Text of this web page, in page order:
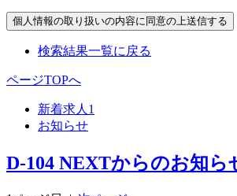
検索結果一覧に戻る
ページTOPへ
新着求人 1
お知らせ
D-104 NEXTからのお知ら